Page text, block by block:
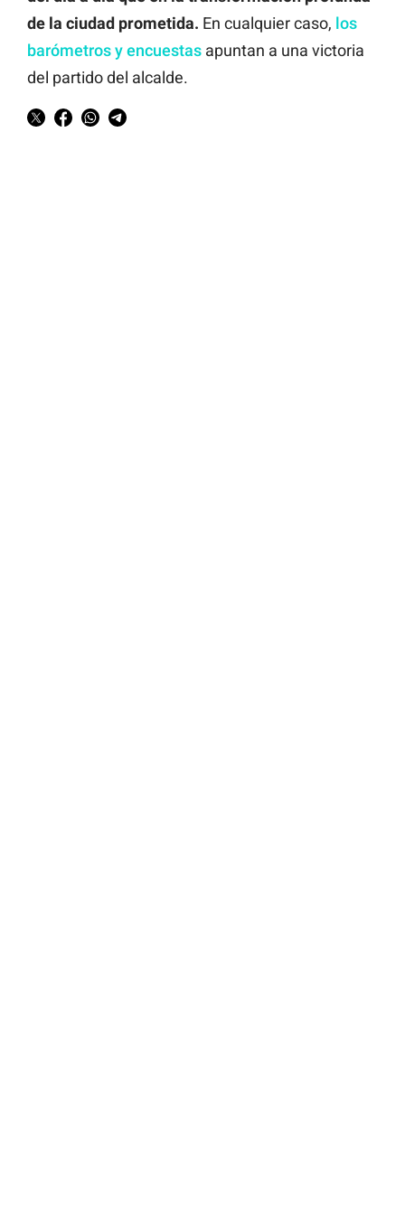
de la ciudad prometida. En cualquier caso, los
barómetros y encuestas apuntan a una victoria
del partido del alcalde.